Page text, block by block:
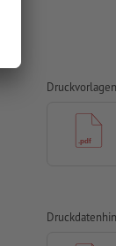
Druckvorlagen